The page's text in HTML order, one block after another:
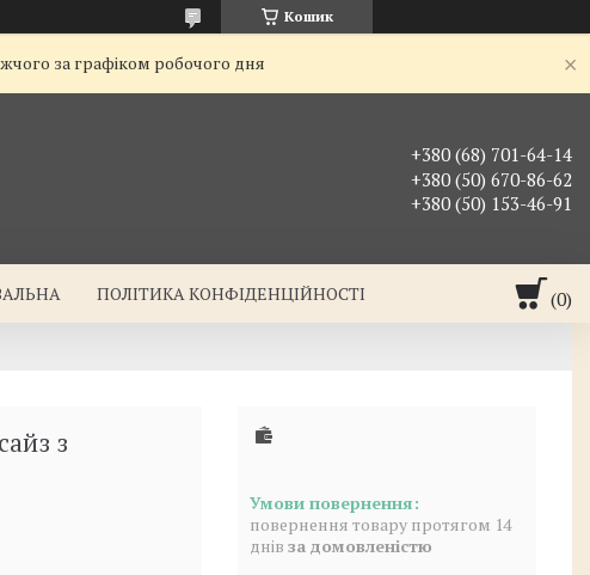
Кошик
за графіком робочого дня
+380 (68) 701-64-14
+380 (50) 670-86-62
+380 (50) 153-46-91
ПОЛІТИКА КОНФІДЕНЦІЙНОСТІ
з
повернення товару протягом 14
днів за домовленістю